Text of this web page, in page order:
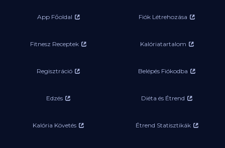
App Főoldal Fiók Létrehozása
Fitnesz Receptek Kalóriatartalom
Regisztráció Belépés Fiókodba
Edzés Diéta és Étrend
Kalória Követés Étrend Statisztikák